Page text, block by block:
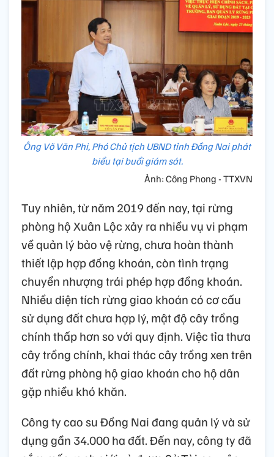
Ông Võ Văn Phi, Phó Chủ tịch UBND tỉnh Đồng Nai phát
biểu tại buổi giám sát.
Ảnh: Công Phong - TTXVN
Tuy nhiên, từ năm 2019 đến nay, tại rừng
phòng hộ Xuân Lộc xảy ra nhiều vụ vi phạm
về quản lý bảo vệ rừng, chưa hoàn thành
thiết lập hợp đồng khoán, còn tình trạng
chuyển nhượng trái phép hợp đồng khoán.
Nhiều diện tích rừng giao khoán có cơ cấu
sử dụng đất chưa hợp lý, mật độ cây trồng
chính thấp hơn so với quy định. Việc tỉa thưa
cây trồng chính, khai thác cây trồng xen trên
đất rừng phòng hộ giao khoán cho hộ dân
gặp nhiều khó khăn.
Công ty cao su Đồng Nai đang quản lý và sử
dụng gần 34.000 ha đất. Đến nay, công ty đã